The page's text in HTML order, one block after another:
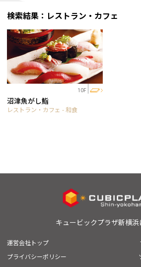
検索結果：レストラン・カフェ
10F
沼津魚がし鮨
レストラン・カフェ - 和食
キュービックプラザ新横浜
運営会社トップ
プライバシーポリシー